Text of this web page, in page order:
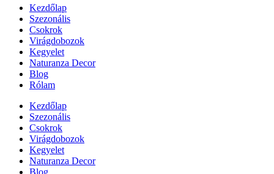
Kezdőlap
Szezonális
Csokrok
Virágdobozok
Kegyelet
Naturanza Decor
Blog
Rólam
Kezdőlap
Szezonális
Csokrok
Virágdobozok
Kegyelet
Naturanza Decor
Blog